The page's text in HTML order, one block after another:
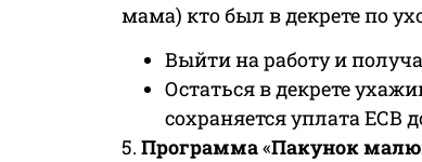
мама) кто был в декрете по
Выйти на работу и
Остаться в декрете
сохраняется уплата ЕСВ
5. Программа«Пакунок